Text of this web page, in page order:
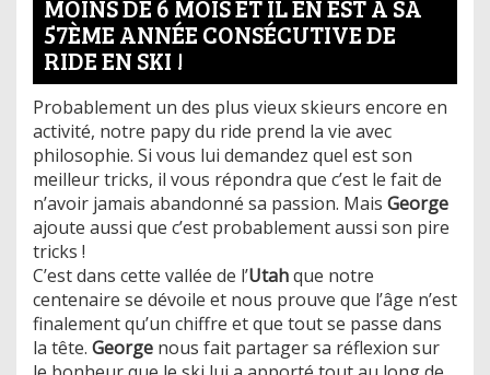
MOINS DE 6 MOIS ET IL EN EST À SA
57ÈME ANNÉE CONSÉCUTIVE DE
RIDE EN SKI !
Probablement un des plus vieux skieurs encore en
activité, notre papy du ride prend la vie avec
philosophie. Si vous lui demandez quel est son
meilleur tricks, il vous répondra que c’est le fait de
n’avoir jamais abandonné sa passion. Mais George
ajoute aussi que c’est probablement aussi son pire
tricks !
C’est dans cette vallée de l’Utahque notre
centenaire se dévoile et nous prouve que l’âge n’est
finalement qu’un chiffre et que tout se passe dans
la tête. George nous fait partager sa réflexion sur